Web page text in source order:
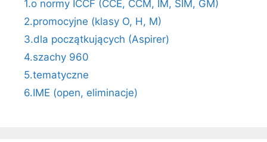
1.o normy ICCF (CCE, CCM, IM, SIM, GM)
2.promocyjne (klasy O, H, M)
3.dla początkujących (Aspirer)
4.szachy 960
5.tematyczne
6.IME (open, eliminacje)